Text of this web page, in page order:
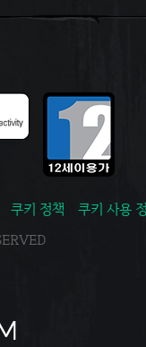
쿠키 정책 쿠키 사용